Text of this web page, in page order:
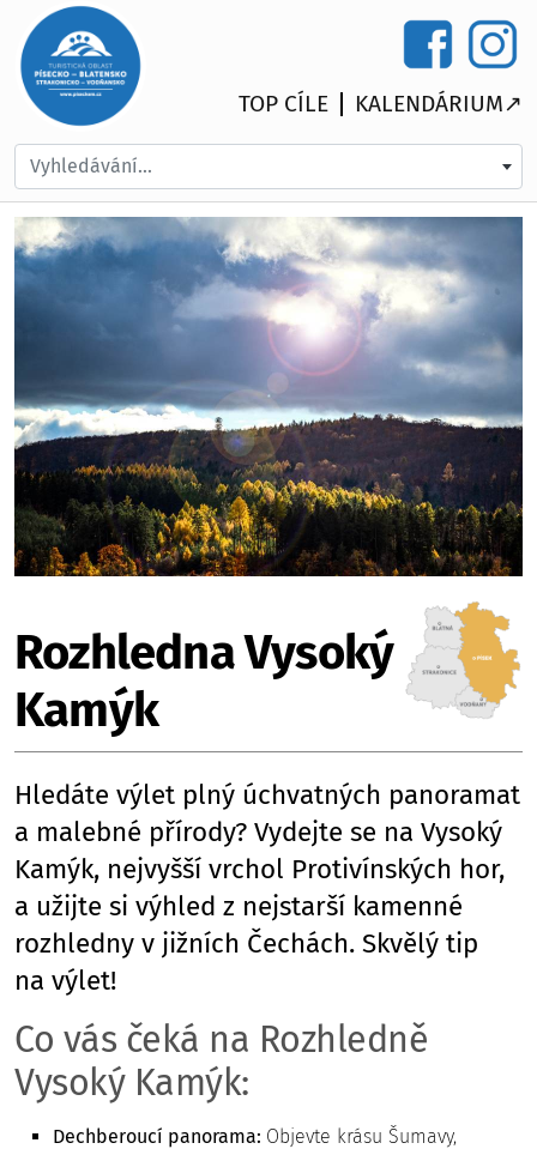
Vyhledávání...
TOP CÍLE KALENDÁRIUM↗
Rozhledna Vysoký
Kamýk
Hledáte výlet plný úchvatných panoramat
a malebné přírody? Vydejte se na Vysoký
Kamýk, nejvyšší vrchol Protivínských hor,
a užijte si výhled z nejstarší kamenné
rozhledny v jižních Čechách. Skvělý tip
na výlet!
Co vás čeká na Rozhledně
Vysoký Kamýk:
Dechberoucí panorama: Objevte krásu Šumavy,